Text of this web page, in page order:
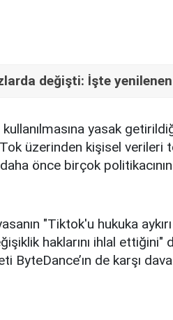
değişti: İşte
yasak
üzerinden kişisel verileri
önce birçok
"Tiktok'u hukuka
haklarını ihlal ettiğini"
ByteDance’ın de karşı